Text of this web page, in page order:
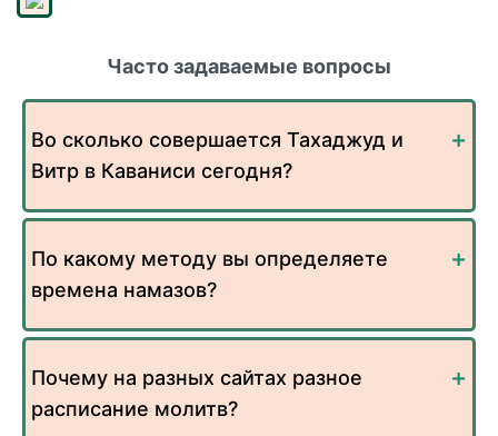
Часто задаваемые вопросы
Во сколько совершается Тахаджуд и
Витр в Каваниси сегодня?
По какому методу вы определяете
времена намазов?
Почему на разных сайтах разное
расписание молитв?